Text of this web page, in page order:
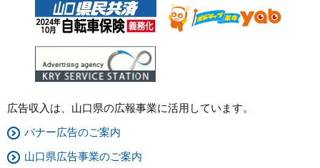
広告収入は、山口県の広報事業に活用しています。
バナー広告のご案内
山口県広告事業のご案内